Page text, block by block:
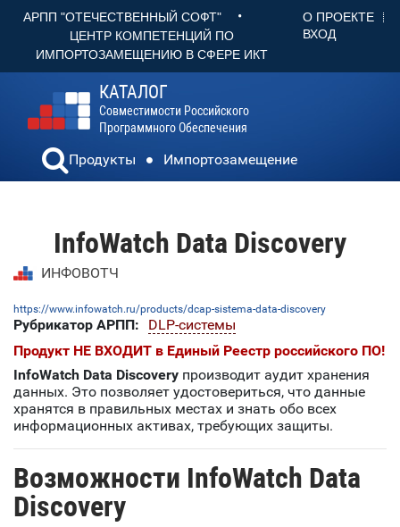
АРПП "ОТЕЧЕСТВЕННЫЙ СОФТ" •
ЦЕНТР КОМПЕТЕНЦИЙ ПО
ИМПОРТОЗАМЕЩЕНИЮ В СФЕРЕ ИКТ
О ПРОЕКТЕ
ВХОД
КАТАЛОГ
Совместимости Российского
Программного Обеспечения
Продукты Импортозамещение
InfoWatch Data Discovery
ИНФОВОТЧ
https://www.infowatch.ru/products/dcap-sistema-data-discovery
Рубрикатор АРПП:
DLP-системы
Продукт НЕ ВХОДИТ в Единый Реестр российского ПО!
InfoWatch Data Discovery производит аудит хранения
данных. Это позволяет удостовериться, что данные
хранятся в правильных местах и знать обо всех
информационных активах, требующих защиты.
Возможности InfoWatch Data
Discovery